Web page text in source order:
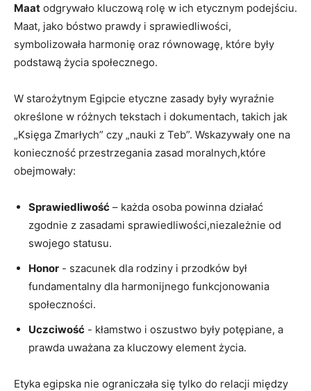
Maat odgrywało kluczową rolę w ich⁤ etycznym podejściu.
Maat, jako ‍bóstwo prawdy i sprawiedliwości,
symbolizowała harmonię oraz równowagę, ⁣które były
⁤podstawą życia społecznego.
W ⁤starożytnym Egipcie ⁣etyczne zasady były wyraźnie
określone ⁢w różnych tekstach i dokumentach, takich jak
„Księga Zmarłych”⁢ czy „nauki z Teb”. Wskazywały one na
⁤konieczność przestrzegania ⁤zasad ⁣moralnych,które
‍obejmowały:
Sprawiedliwość – każda osoba powinna działać
zgodnie z zasadami⁣ sprawiedliwości,niezależnie od
swojego statusu.
Honor ⁤- szacunek dla rodziny i przodków ‍był
fundamentalny​ dla harmonijnego funkcjonowania
⁣społeczności.
Uczciwość ‍- kłamstwo i oszustwo były ⁢potępiane, a​
prawda uważana za kluczowy element ‍życia.
Etyka egipska nie ograniczała się⁤ tylko ⁤do relacji między